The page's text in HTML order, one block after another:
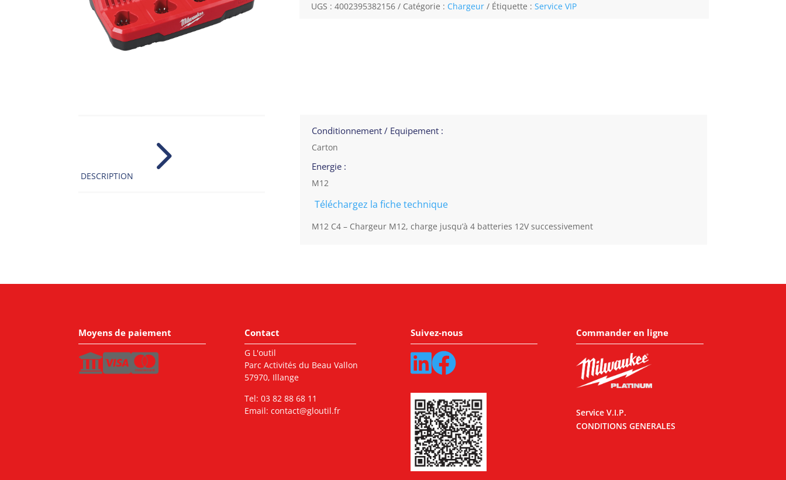
UGS : 4002395382156 Catégorie : Chargeur Étiquette : Service VIP
DESCRIPTION 5 Conditionnement / Equipement :
Carton
Energie :
M12
Téléchargez la fiche technique
M12 C4 – Chargeur M12, charge jusqu’à 4 batteries 12V successivement
Moyens de paiement Contact
G L'outil
Parc Activités du Beau Vallon
57970, Illange
Tel: 03 82 88 68 11
Email: contact@gloutil.fr
Suivez-nous Commander en ligne
Service V.I.P.
CONDITIONS GENERALES